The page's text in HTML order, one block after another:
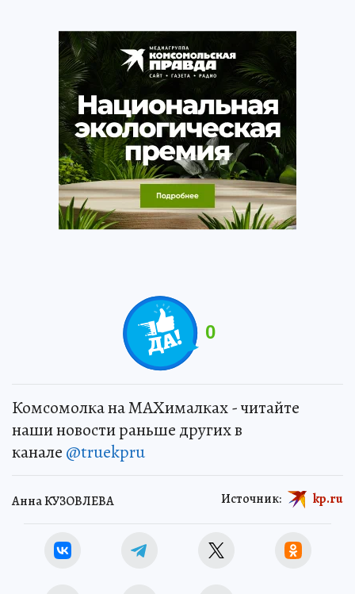
0
Комсомолка на MAXималках - читайте
наши новости раньше других в
канале @truekpru
Анна КУЗОВЛЕВА Источник: kp.ru